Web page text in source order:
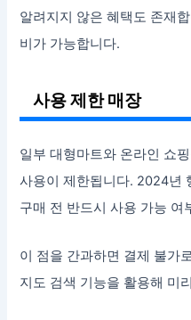
알려지지 않은 혜택도 존재
비가 가능합니다.
사용 제한 매장
일부 대형마트와 온라인 쇼
사용이 제한됩니다. 2024년
구매 전 반드시 사용 가능 여
이 점을 간과하면 결제 불가
지도 검색 기능을 활용해 미